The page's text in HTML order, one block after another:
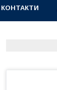
КОНТАКТИ